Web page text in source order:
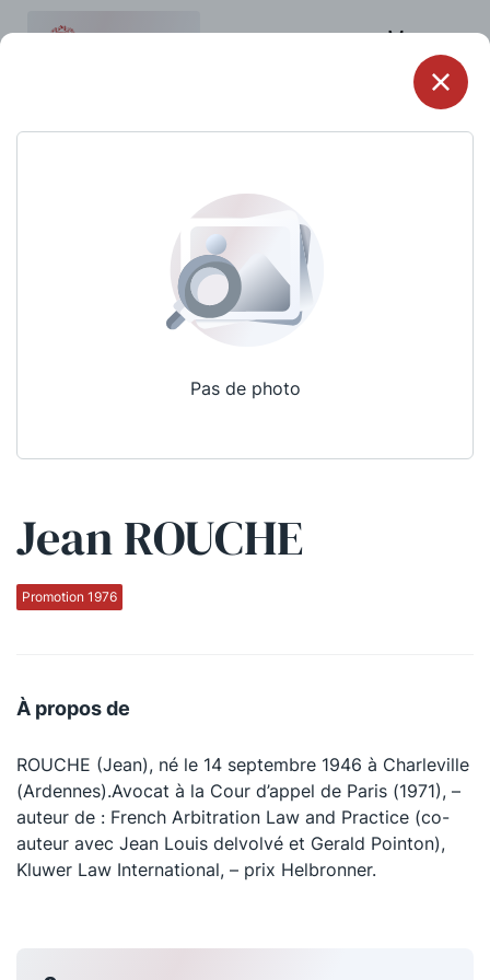
Menu
Pas de photo
Jean ROUCHE
Promotion 1976
À propos de
ROUCHE (Jean), né le 14 septembre 1946 à Charleville
(Ardennes).Avocat à la Cour d’appel de Paris (1971), –
auteur de : French Arbitration Law and Practice (co-
auteur avec Jean Louis delvolvé et Gerald Pointon),
Kluwer Law International, – prix Helbronner.
Qui sommes-nous ?
La Conférence
La Conférence
Le Concours de la Conférence
La Conférence Berryer